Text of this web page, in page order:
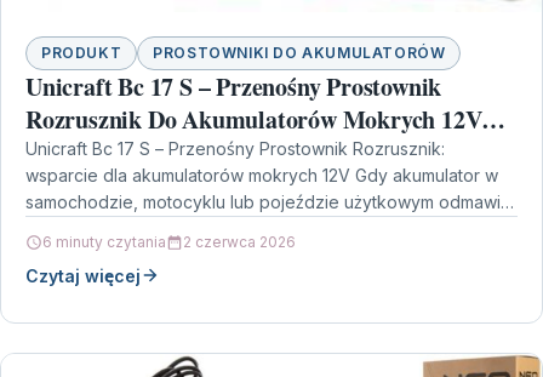
PRODUKT PROSTOWNIKI DO AKUMULATORÓW
Unicraft Bc 17 S – Przenośny Prostownik
Rozrusznik Do Akumulatorów Mokrych 12V
6850400
Unicraft Bc 17 S – Przenośny Prostownik Rozrusznik:
wsparcie dla akumulatorów mokrych 12V Gdy akumulator w
samochodzie, motocyklu lub pojeździe użytkowym odmawia
6 minuty czytania 2 czerwca 2026
Czytaj więcej